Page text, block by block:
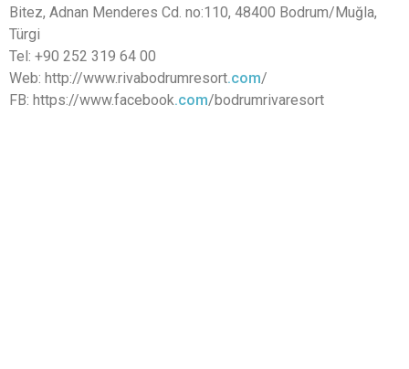
Bitez, Adnan Menderes Cd. no:110, 48400 Bodrum/Muğla,
Türgi
Tel: +90 252 319 64 00
Web: http://www.rivabodrumresort.com/
FB: https://www.facebook.com/bodrumrivaresort